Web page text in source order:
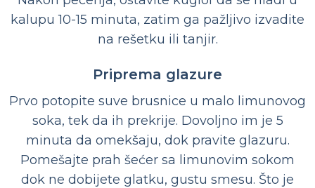
kalupu 10-15 minuta, zatim ga pažljivo izvadite
na rešetku ili tanjir.
Priprema glazure
Prvo potopite suve brusnice u malo limunovog
soka, tek da ih prekrije. Dovoljno im je 5
minuta da omekšaju, dok pravite glazuru.
Pomešajte prah šećer sa limunovim sokom
dok ne dobijete glatku, gustu smesu. Što je